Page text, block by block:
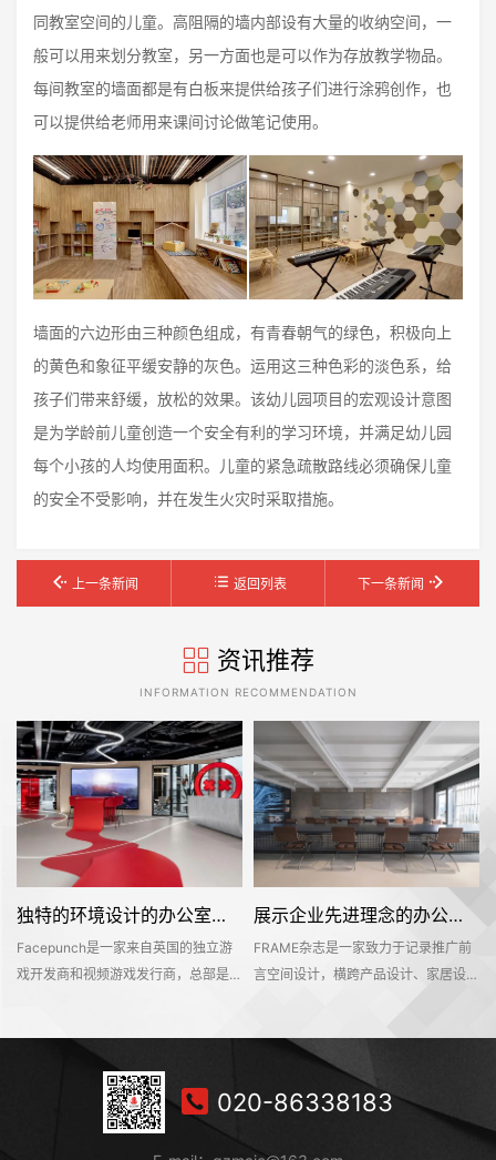
同教室空间的儿童。高阻隔的墙内部设有大量的收纳空间，一
般可以用来划分教室，另一方面也是可以作为存放教学物品。
每间教室的墙面都是有白板来提供给孩子们进行涂鸦创作，也
可以提供给老师用来课间讨论做笔记使用。
墙面的六边形由三种颜色组成，有青春朝气的绿色，积极向上
的黄色和象征平缓安静的灰色。运用这三种色彩的淡色系，给
孩子们带来舒缓，放松的效果。该幼儿园项目的宏观设计意图
是为学龄前儿童创造一个安全有利的学习环境，并满足幼儿园
每个小孩的人均使用面积。儿童的紧急疏散路线必须确保儿童
的安全不受影响，并在发生火灾时采取措施。
上一条新闻 返回列表 下一条新闻
资讯推荐
INFORMATION RECOMMENDATION
独特的环境设计的办公室装修空间是怎样打造的——Facepunch
Facepunch是一家来自英国的独立游
戏开发商和视频游戏发行商，总部是位
所有员工的社交活动中心，同时也能够
对外接待公众，让明天呢参观和探索纪
念产品和相关商品。这个独特的地方有
着丰富的场景、游戏和社交空间，可以
展示企业先进理念的办公室装修设计空间是怎样的——FRAME
FRAME杂志是一家致力于记录推广前
言空间设计，横跨产品设计、家居设
是一个工作环境，也是一个企业理念的
平台。该项目位于深业上城商区，可直
达莲花山和笔架山公园，呈现出独具一
020-86338183